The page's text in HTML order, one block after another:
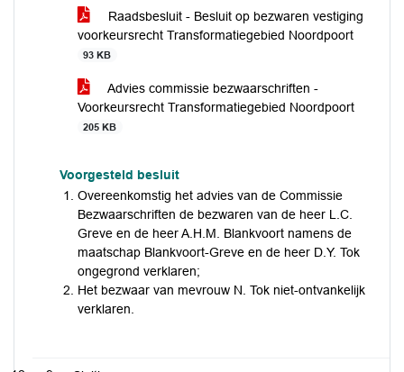
Raadsbesluit - Besluit op bezwaren vestiging
voorkeursrecht Transformatiegebied Noordpoort
93 KB
Advies commissie bezwaarschriften -
Voorkeursrecht Transformatiegebied Noordpoort
205 KB
Voorgesteld besluit
Overeenkomstig het advies van de Commissie
Bezwaarschriften de bezwaren van de heer L.C.
Greve en de heer A.H.M. Blankvoort namens de
maatschap Blankvoort-Greve en de heer D.Y. Tok
ongegrond verklaren;
Het bezwaar van mevrouw N. Tok niet-ontvankelijk
verklaren.